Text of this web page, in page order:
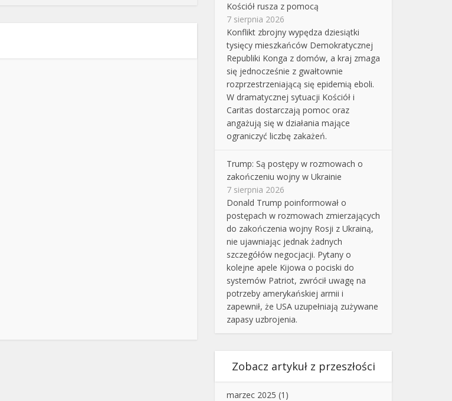
Kościół rusza z pomocą
7 sierpnia 2026
Konflikt zbrojny wypędza dziesiątki
tysięcy mieszkańców Demokratycznej
Republiki Konga z domów, a kraj zmaga
się jednocześnie z gwałtownie
rozprzestrzeniającą się epidemią eboli.
W dramatycznej sytuacji Kościół i
Caritas dostarczają pomoc oraz
angażują się w działania mające
ograniczyć liczbę zakażeń.
Trump: Są postępy w rozmowach o
zakończeniu wojny w Ukrainie
7 sierpnia 2026
Donald Trump poinformował o
postępach w rozmowach zmierzających
do zakończenia wojny Rosji z Ukrainą,
nie ujawniając jednak żadnych
szczegółów negocjacji. Pytany o
kolejne apele Kijowa o pociski do
systemów Patriot, zwrócił uwagę na
potrzeby amerykańskiej armii i
zapewnił, że USA uzupełniają zużywane
zapasy uzbrojenia.
Zobacz artykuł z przeszłości
marzec 2025 (1)